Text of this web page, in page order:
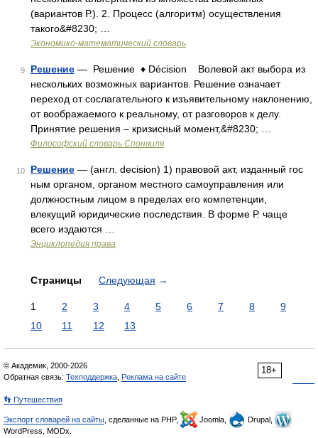
(вариантов Р.). 2. Процесс (алгоритм) осуществления
такого&#8230; …
Экономико-математический словарь
9 Решение — Решение ♦ Décision Волевой акт выбора из
нескольких возможных вариантов. Решение означает
переход от сослагательного к изъявительному наклонению,
от воображаемого к реальному, от разговоров к делу.
Принятие решения – кризисный момент,&#8230; …
Философский словарь Спонвиля
10 Решение — (англ. decision) 1) правовой акт, изданный гос
ным органом, органом местного самоуправления или
должностным лицом в пределах его компетенции,
влекущий юридические последствия. В форме Р. чаще
всего издаются …
Энциклопедия права
Страницы Следующая →
1 2 3 4 5 6 7 8
9
10
11 12 13
18+
© Академик, 2000-2026
Обратная связь: Техподдержка Реклама на сайте
👣 Путешествия
Экспорт словарей на сайты , сделанные на PHP, Joomla,
Drupal,
WordPress, MODx.